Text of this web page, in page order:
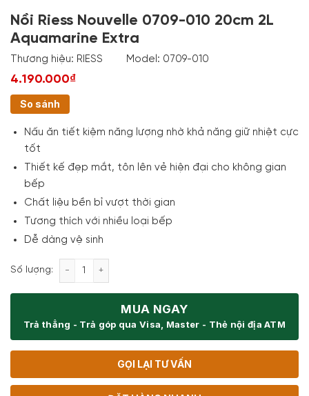
Nồi Riess Nouvelle 0709-010 20cm 2L
Aquamarine Extra
Thương hiệu: RIESS Model: 0709-010
4.190.000₫
So sánh
Nấu ăn tiết kiệm năng lượng nhờ khả năng giữ nhiệt cực
tốt
Thiết kế đẹp mắt, tôn lên vẻ hiện đại cho không gian
bếp
Chất liệu bền bỉ vượt thời gian
Tương thích với nhiều loại bếp
Dễ dàng vệ sinh
Số lượng: Nồi Riess Nouvelle 0709-010 20cm 2L Aquamarine
MUA NGAY
Trả thẳng - Trả góp qua Visa, Master - Thẻ nội địa ATM
GỌI LẠI TƯ VẤN